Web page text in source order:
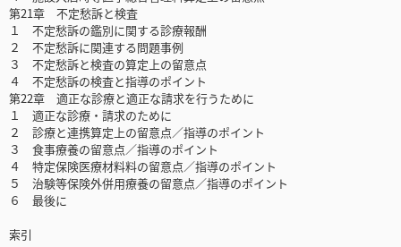
第21章 不定愁訴と検査
１ 不定愁訴の鑑別に関する診療報酬
２ 不定愁訴に関連する問題事例
３ 不定愁訴と検査の算定上の留意点
４ 不定愁訴の検査と指導のポイント
第22章 適正な診療と適正な請求を行うために
１ 適正な診療・請求のために
２ 診療と連携算定上の留意点／指導のポイント
３ 食事療養の留意点／指導のポイント
４ 特定保険医療材料料の留意点／指導のポイント
５ 治験等保険外併用療養の留意点／指導のポイント
６ 最後に
索引